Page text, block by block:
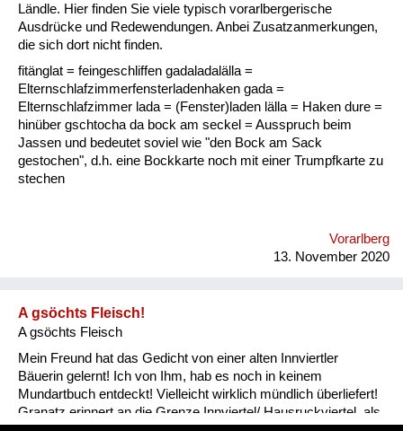
Ländle. Hier finden Sie viele typisch vorarlbergerische
Ausdrücke und Redewendungen. Anbei Zusatzanmerkungen,
die sich dort nicht finden.
fitänglat = feingeschliffen gadaladalälla =
Elternschlafzimmerfensterladenhaken gada =
Elternschlafzimmer lada = (Fenster)laden lälla = Haken dure =
hinüber gschtocha da bock am seckel = Ausspruch beim
Jassen und bedeutet soviel wie "den Bock am Sack
gestochen", d.h. eine Bockkarte noch mit einer Trumpfkarte zu
stechen
Vorarlberg
13. November 2020
A gsöchts Fleisch!
A gsöchts Fleisch
Mein Freund hat das Gedicht von einer alten Innviertler
Bäuerin gelernt! Ich von Ihm, hab es noch in keinem
Mundartbuch entdeckt! Vielleicht wirklich mündlich überliefert!
Granatz erinnert an die Grenze Innviertel/ Hausruckviertel, als